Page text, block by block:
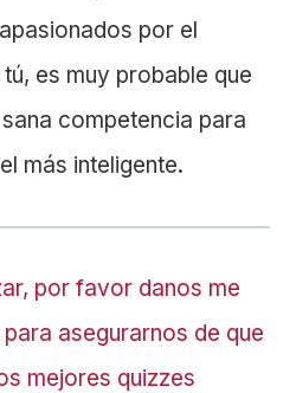
por el
es muy probable que
competencia para
más inteligente.
por favor danos me
asegurarnos de que
mejores quizzes